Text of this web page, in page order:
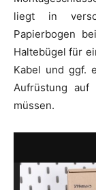
liegt in
Papierbogen
Haltebügel für
Kabel und ggf.
Aufrüstung auf
müssen.